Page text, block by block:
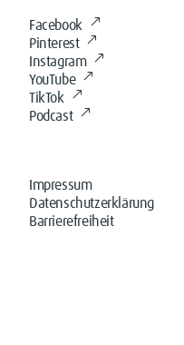
Facebook
Pinterest
Instagram
YouTube
TikTok
Podcast
Impressum
Datenschutzerklärung
Barrierefreiheit